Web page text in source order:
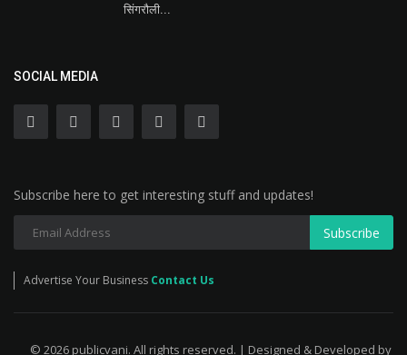
सिंगरौली...
SOCIAL MEDIA
Subscribe here to get interesting stuff and updates!
Subscribe
Advertise Your Business Contact Us
© 2026 publicvani. All rights reserved. | Designed & Developed by